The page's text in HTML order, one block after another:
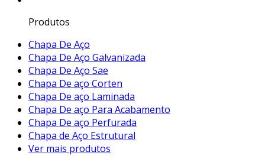
Produtos
Chapa De Aço
Chapa De Aço Galvanizada
Chapa De Aço Sae
Chapa De aço Corten
Chapa De aço Laminada
Chapa De aço Para Acabamento
Chapa De aço Perfurada
Chapa de Aço Estrutural
Ver mais produtos